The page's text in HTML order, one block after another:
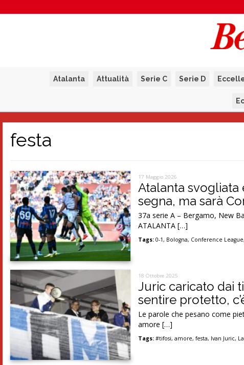
Atalanta Attualità Serie C Serie D
festa
17 Maggio 2026
Atalanta svogliata
segna, ma sarà
37a serie A – Bergamo, New
ATALANTA […]
Tags: 0-1, Bologna, Conference League
18 Ottobre 2025
Juric caricato dai
sentire protetto,
Le parole che pesano come
amore […]
Tags: #tifosi,amore,festa, Ivan Juric,